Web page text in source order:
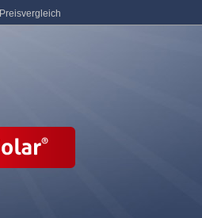
Preisvergleich